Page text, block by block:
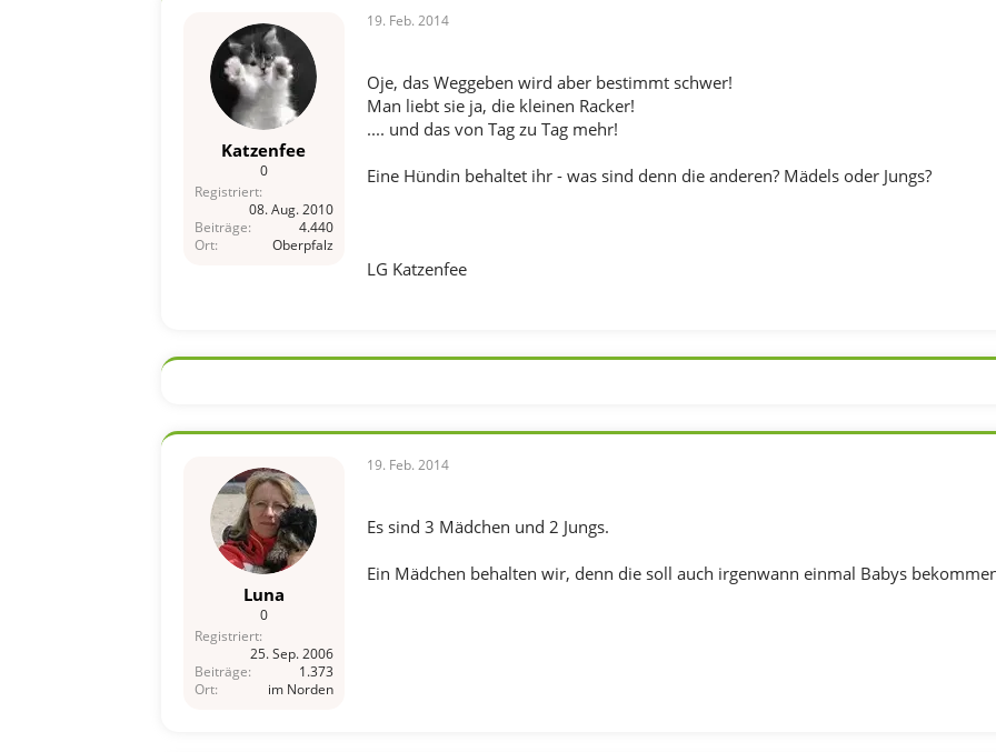
Katzenfee
0
Registriert
08. Aug. 2010
Beiträge
4.440
Ort
Oberpfalz
19. Feb. 2014
Oje, das Weggeben wird aber bestimmt schwer!
Man liebt sie ja, die kleinen Racker!
.... und das von Tag zu Tag mehr!
Eine Hündin behaltet ihr - was sind denn die anderen? Mädels oder Jungs?
LG Katzenfee
Luna
0
Registriert
25. Sep. 2006
Beiträge
1.373
Ort
im Norden
19. Feb. 2014
Es sind 3 Mädchen und 2 Jungs.
Ein Mädchen behalten wir, denn die soll auch irgenwann einmal Babys